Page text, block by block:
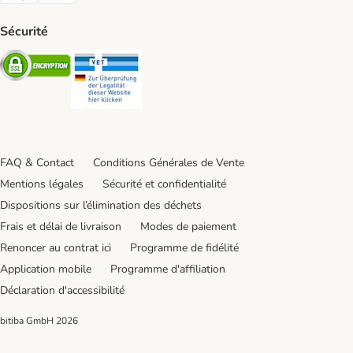
Sécurité
Security
FAQ & Contact
Conditions Générales de Vente
Mentions légales
Sécurité et confidentialité
Dispositions sur l’élimination des déchets
Frais et délai de livraison
Modes de paiement
Renoncer au contrat ici
Programme de fidélité
Application mobile
Programme d'affiliation
Déclaration d'accessibilité
bitiba GmbH 2026